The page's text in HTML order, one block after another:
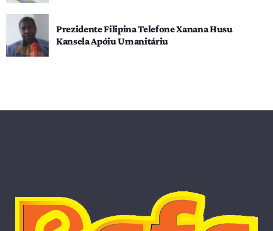
Prezidente Filipina Telefone Xanana Husu
Kansela Apóiu Umanitáriu